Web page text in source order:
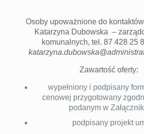
Osoby upoważnione do
Katarzyna Dubowska –
komunalnych, tel. 87 428 25
katarzyna.dubowska@
Zawartość oferty:
wypełniony i podpisany
cenowej przygotowany
podanym w
podpisany projekt